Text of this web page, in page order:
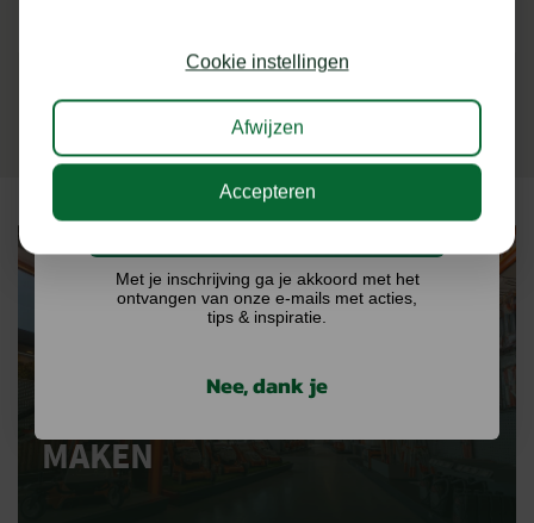
SHOWROOM AFSPRAAK
MAKEN
Cookie instellingen
Afwijzen
Accepteren
kans op €75,- te besteden op onze webshop.
Ik doe graag mee!
Met je inschrijving ga je akkoord met het
ontvangen van onze e-mails met acties,
tips & inspiratie.
Nee, dank je